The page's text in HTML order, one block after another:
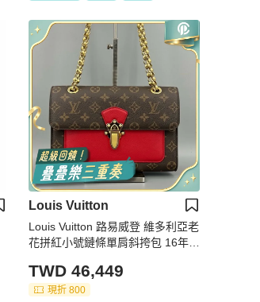
Louis Vuitton
Louis Vuitton 路易威登 維多利亞老
花拼紅小號鏈條單肩斜挎包 16年 2
TWD 46,449
現折 800